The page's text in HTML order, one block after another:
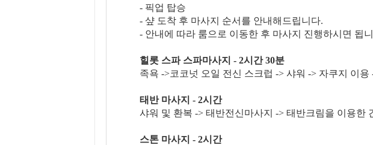
- 픽업 탑승
- 샾 도착 후 마사지 순서를 안내해드립니다.
- 안내에 따라 룸으로 이동한 후 마사지 진행하시면 됩
힐롯 스파 스파마사지 - 2시간 30분
족욕 ->코코넛 오일 전신 스크럽 -> 샤워 -> 자쿠지 이
태반 마사지 - 2시간
샤워 및 환복 -> 태반전신마사지 -> 태반크림을 이용한
스톤 마사지 - 2시간